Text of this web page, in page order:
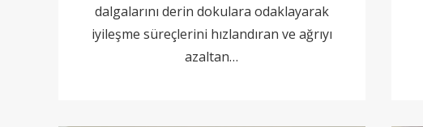
dalgalarını derin dokulara odaklayarak
iyileşme süreçlerini hızlandıran ve ağrıyı
azaltan…